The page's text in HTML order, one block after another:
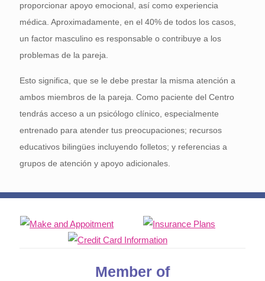
proporcionar apoyo emocional, así como experiencia
médica. Aproximadamente, en el 40% de todos los casos,
un factor masculino es responsable o contribuye a los
problemas de la pareja.
Esto significa, que se le debe prestar la misma atención a
ambos miembros de la pareja. Como paciente del Centro
tendrás acceso a un psicólogo clínico, especialmente
entrenado para atender tus preocupaciones; recursos
educativos bilingües incluyendo folletos; y referencias a
grupos de atención y apoyo adicionales.
Member of